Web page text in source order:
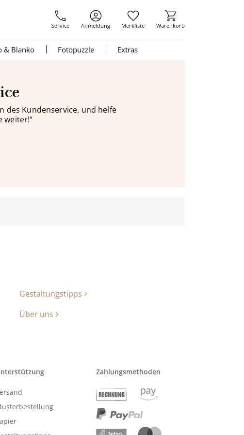
Service Anmeldung Merkliste Warenkorb
& Blanko Fotopuzzle Extras
des Kundenservice, und helfe
weiter!“
Gestaltungstipps
Über uns
Zahlungsmethoden